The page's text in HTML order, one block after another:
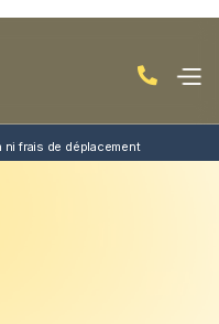

frais de déplacement